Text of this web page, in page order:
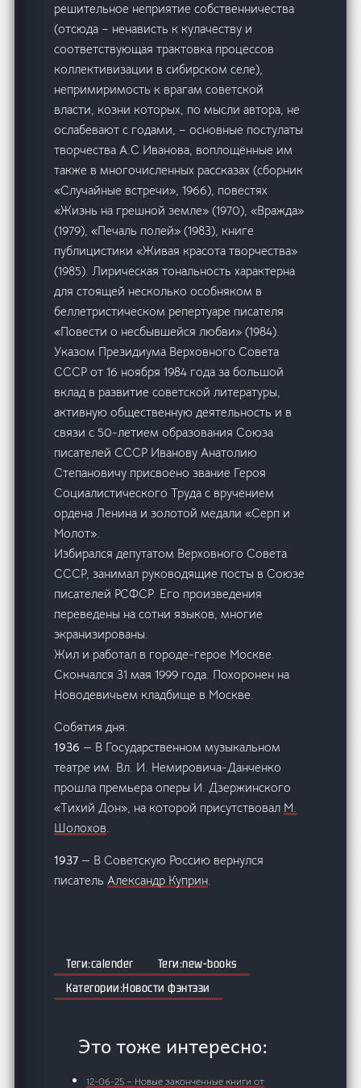
решительное неприятие собственничества
(отсюда – ненависть к кулачеству и
соответствующая трактовка процессов
коллективизации в сибирском селе),
непримиримость к врагам советской
власти, козни которых, по мысли автора, не
ослабевают с годами, – основные постулаты
творчества А.С.Иванова, воплощённые им
также в многочисленных рассказах (сборник
«Случайные встречи», 1966), повестях
«Жизнь на грешной земле» (1970), «Вражда»
(1979), «Печаль полей» (1983), книге
публицистики «Живая красота творчества»
(1985). Лирическая тональность характерна
для стоящей несколько особняком в
беллетристическом репертуаре писателя
«Повести о несбывшейся любви» (1984).
Указом Президиума Верховного Совета
СССР от 16 ноября 1984 года за большой
вклад в развитие советской литературы,
активную общественную деятельность и в
связи с 50-летием образования Союза
писателей СССР Иванову Анатолию
Степановичу присвоено звание Героя
Социалистического Труда с вручением
ордена Ленина и золотой медали «Серп и
Молот».
Избирался депутатом Верховного Совета
СССР, занимал руководящие посты в Союзе
писателей РСФСР. Его произведения
переведены на сотни языков, многие
экранизированы.
Жил и работал в городе-герое Москве.
Скончался 31 мая 1999 года. Похоронен на
Новодевичьем кладбище в Москве.
Собятия дня:
1936 — В Государственном музыкальном
театре им. Вл. И. Немировича-Данченко
прошла премьера оперы И. Дзержинского
«Тихий Дон», на которой присутствовал М.
Шолохов.
1937 — В Советскую Россию вернулся
писательАлександр Куприн.
calender
new-books
Новости фэнтэзи
Это тоже интересно:
12-06-25 – Новые законченные книги от